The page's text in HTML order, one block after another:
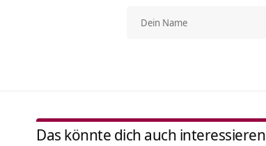
Das könnte dich auch interessieren